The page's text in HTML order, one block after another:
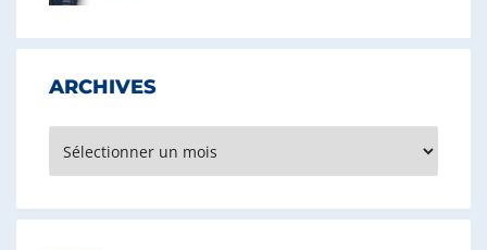
ARCHIVES